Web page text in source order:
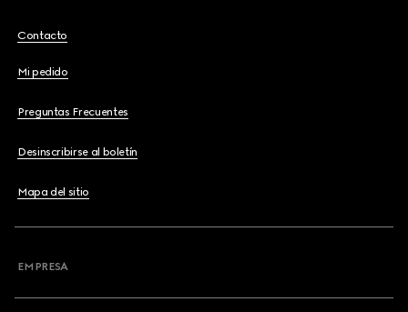
Contacto
Mi pedido
Preguntas Frecuentes
Desinscribirse al boletín
Mapa del sitio
EMPRESA